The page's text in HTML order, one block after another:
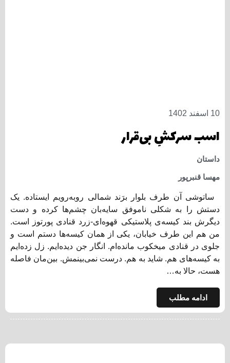
10 اسفند 1402
اسب سرکشِ بی‌قرار
داستان
مهسا قنبرپور
ساتوشی آن‌ طرف بلوار برَند شمالی رو‌به‌رویم ایستاده. یک
دستش را به شکلی ناموفق سایه‌بان چشم‌ها کرده و دست
دیگرش بند کیسه‌ی پلاستیکی قهوه‌ای‌-زرد قنادی پورتوز است.
من هم این‌ طرف خیابان، یکی از همان کیسه‌ها دستم است و
جلوی در قنادی میخکوب مانده‌ام. انگار جن دیده‌ایم. زل زده‌ایم
به کیسه‌های هم. شاید به ‌هم. درست نمی‌بینمش. بین‌مان فاصله
هست، حالا به…
ادامه مطلب